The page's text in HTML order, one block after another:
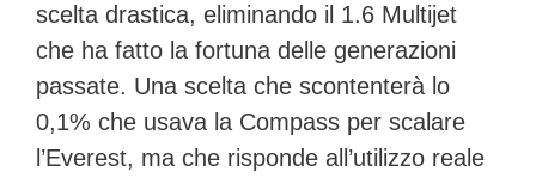
scelta drastica, eliminando il 1.6 Multijet
che ha fatto la fortuna delle generazioni
passate. Una scelta che scontenterà lo
0,1% che usava la Compass per scalare
l’Everest, ma che risponde all’utilizzo reale